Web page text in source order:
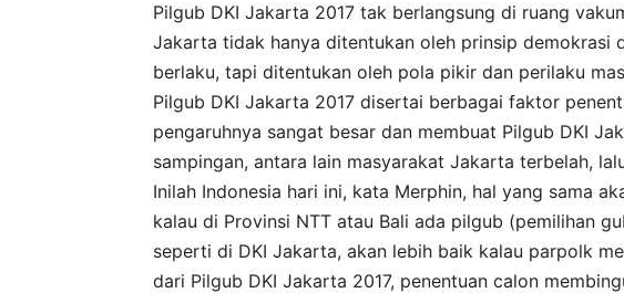
Pilgub DKI Jakarta 2017 tak berlangsung di ruang
Jakarta tidak hanya ditentukan oleh prinsip demokrasi
berlaku, tapi ditentukan oleh pola pikir dan perilaku
Pilgub DKI Jakarta 2017 disertai berbagai faktor
pengaruhnya sangat besar dan membuat Pilgub DKI
sampingan, antara lain masyarakat Jakarta terbelah,
Inilah Indonesia hari ini, kata Merphin, hal yang sama
kalau di Provinsi NTT atau Bali ada pilgub (pemilihan
seperti di DKI Jakarta, akan lebih baik kalau parpolk
dari Pilgub DKI Jakarta 2017, penentuan calon